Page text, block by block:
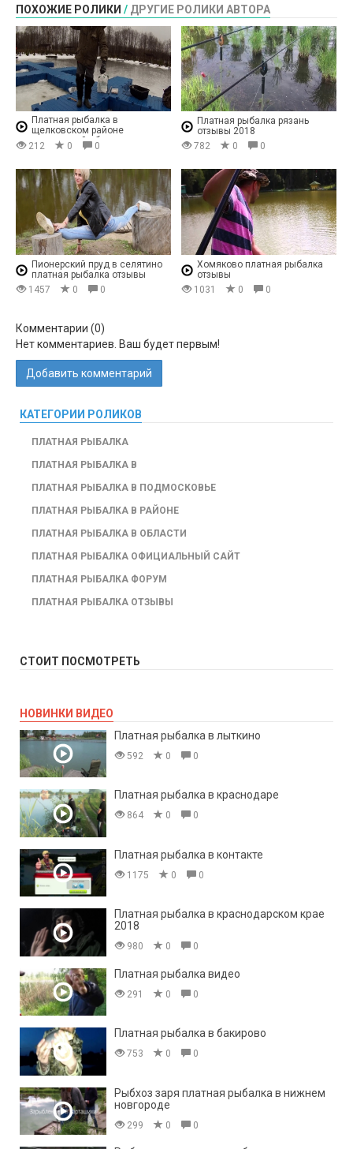
ПОХОЖИЕ РОЛИКИ / ДРУГИЕ РОЛИКИ АВТОРА
Платная рыбалка в
щелковском районе
московской области
212 0 0
Платная рыбалка рязань
отзывы 2018
782
0 0
Пионерский пруд в селятино
платная рыбалка отзывы
1457
0 0
Хомяково платная рыбалка
отзывы
1031
0 0
Комментарии (0)
Нет комментариев. Ваш будет первым!
Добавить комментарий
КАТЕГОРИИ РОЛИКОВ
ПЛАТНАЯ РЫБАЛКА
ПЛАТНАЯ РЫБАЛКА В
ПЛАТНАЯ РЫБАЛКА В ПОДМОСКОВЬЕ
ПЛАТНАЯ РЫБАЛКА В РАЙОНЕ
ПЛАТНАЯ РЫБАЛКА В ОБЛАСТИ
ПЛАТНАЯ РЫБАЛКА ОФИЦИАЛЬНЫЙ САЙТ
ПЛАТНАЯ РЫБАЛКА ФОРУМ
ПЛАТНАЯ РЫБАЛКА ОТЗЫВЫ
СТОИТ ПОСМОТРЕТЬ
НОВИНКИ ВИДЕО
Платная рыбалка в лыткино
592 0 0
Платная рыбалка в краснодаре
864 0 0
Платная рыбалка в контакте
1175 0 0
Платная рыбалка в краснодарском крае
2018
980 0 0
Платная рыбалка видео
291 0 0
Платная рыбалка в бакирово
753 0 0
Рыбхоз заря платная рыбалка в нижнем
новгороде
299 0 0